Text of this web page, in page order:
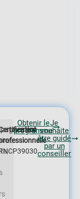
Obtenir le
programme
Je
souhaite
être guidé
par un
conseiller